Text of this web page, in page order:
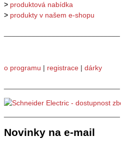
> produktová nabídka
> produkty v našem e-shopu
o programu | registrace | dárky
Novinky na e-mail